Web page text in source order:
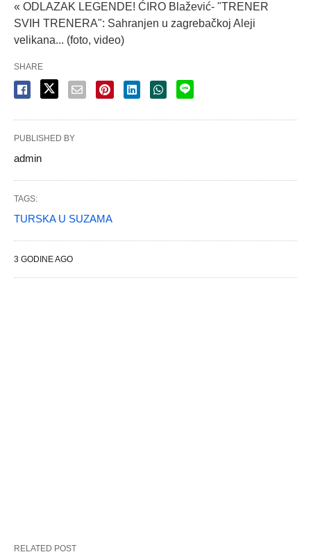
« ODLAZAK LEGENDE! ĆIRO Blažević- "TRENER
SVIH TRENERA": Sahranjen u zagrebačkoj Aleji
velikana... (foto, video)
SHARE
PUBLISHED BY
admin
TAGS:
TURSKA U SUZAMA
3 GODINE AGO
RELATED POST